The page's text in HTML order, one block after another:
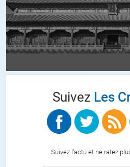
ALERTER
assumé ….Cela veut tout dire .
C’est à peu près le chemin que vont
quelques plats de lentilles bio…
ALERTER
Suivez Les
Suivez l'actu et ne ratez